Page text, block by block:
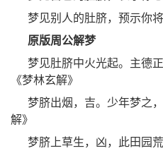
梦见别人的肚脐，预示你
原版周公解梦
梦见肚脐中火光起。主德
《梦林玄解》
梦脐出烟，吉。少年梦之
解》
梦脐上草生，凶，此田园